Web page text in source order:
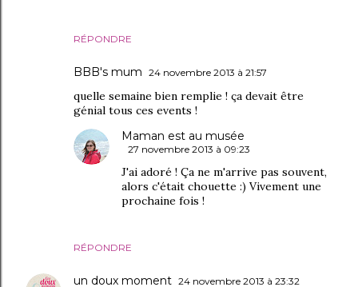
RÉPONDRE
BBB's mum 24 novembre 2013 à 21:57
quelle semaine bien remplie ! ça devait être
génial tous ces events !
RÉPONDRE
Maman est au musée
27 novembre 2013 à 09:23
J'ai adoré ! Ça ne m'arrive pas souvent,
alors c'était chouette :) Vivement une
prochaine fois !
un doux moment 24 novembre 2013 à 23:32